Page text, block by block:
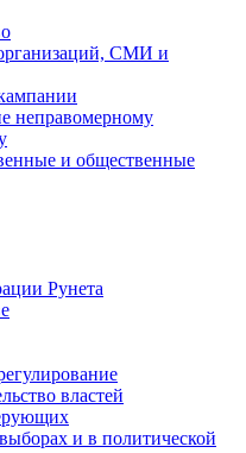
СМИ и
неправомерному
и общественные
Рунета
властей
и в политической